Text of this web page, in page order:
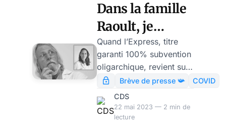
cas de guerre chimique.
Dans la famille
Raoult, je
demande qu’ils
nous lâchent la
grappe ! par
Modeste
Schwartz
Quand l’Express, titre
garanti 100% subvention
oligarchique, revient sur
le « cas Raoult », ce n’est
bien sûr pas pour
demander en vue de
quelle mission le
Brève de presse 📯
COVID
CDS
22 mai 2023 — 2 min de
lecture